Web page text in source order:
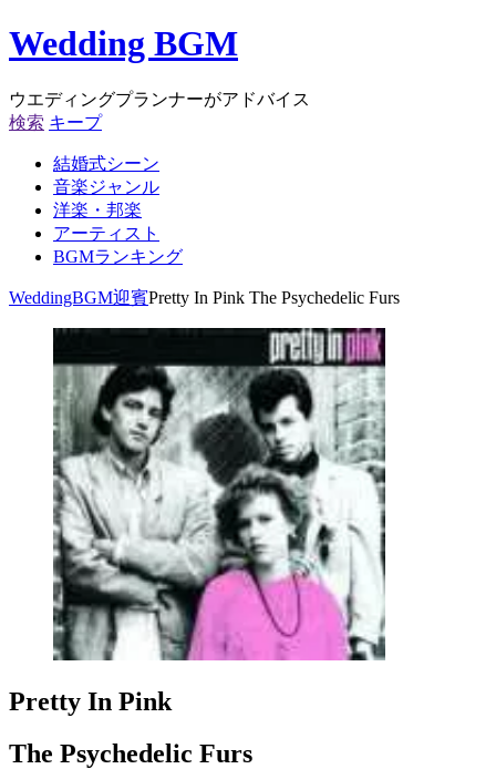
Wedding BGM
ウエディングプランナーがアドバイス
検索 キープ
結婚式シーン
音楽ジャンル
洋楽・邦楽
アーティスト
BGMランキング
WeddingBGM迎賓Pretty In Pink The Psychedelic Furs
Pretty In Pink
The Psychedelic Furs